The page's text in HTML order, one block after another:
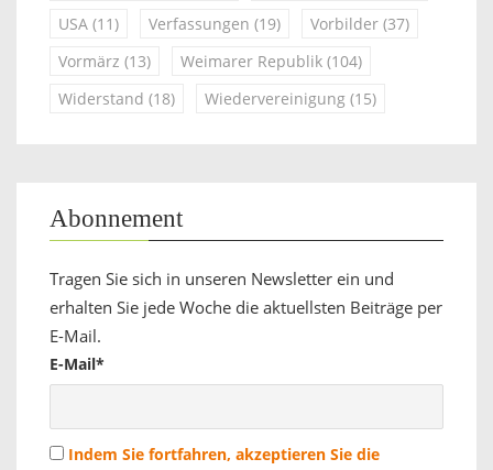
USA (11) Verfassungen (19) Vorbilder (37)
Vormärz (13) Weimarer Republik (104)
Widerstand (18) Wiedervereinigung (15)
Abonnement
Tragen Sie sich in unseren Newsletter ein und
erhalten Sie jede Woche die aktuellsten Beiträge per
E-Mail.
E-Mail*
Indem Sie fortfahren, akzeptieren Sie die